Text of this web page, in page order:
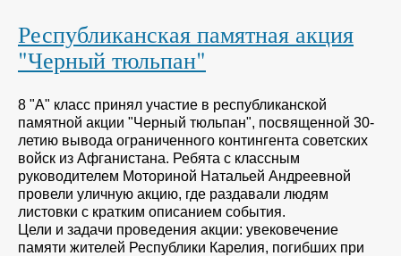
Республиканская памятная акция
"Черный тюльпан"
8 "А" класс принял участие в республиканской
памятной акции "Черный тюльпан", посвященной 30-
летию вывода ограниченного контингента советских
войск из Афганистана. Ребята с классным
руководителем Моториной Натальей Андреевной
провели уличную акцию, где раздавали людям
листовки с кратким описанием события.
Цели и задачи проведения акции: увековечение
памяти жителей Республики Карелия, погибших при